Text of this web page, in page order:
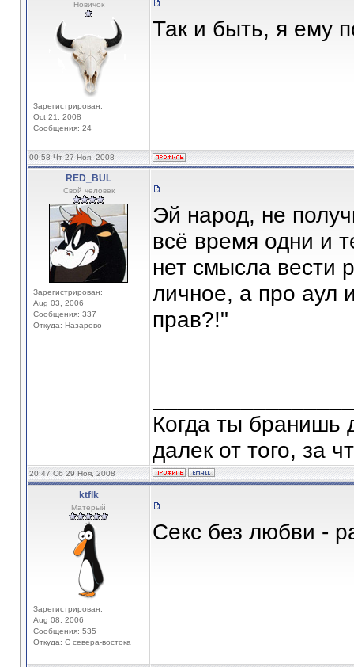
Новичок
Зарегистрирован:
Oct 21, 2008
Сообщения: 24
Так и быть, я ему
00:58 Чт 27 Ноя, 2008
RED_BUL
Свой человек
Зарегистрирован:
Aug 03, 2006
Сообщения: 337
Откуда: Назарово
Эй народ, не
всё время одни и
нет смысла вести
личное, а про аул
прав?!"
Когда ты бранишь
далек от того, за
20:47 Сб 29 Ноя, 2008
ktflk
Матерый
Зарегистрирован:
Aug 08, 2006
Сообщения: 535
Откуда: С севера-востока
Секс без любви -